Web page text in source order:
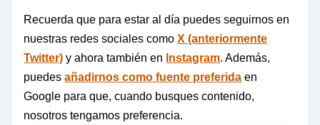
Recuerda que para estar al día puedes seguirnos en
nuestras redes sociales comoX (anteriormente
Twitter) y ahora también en Instagram. Además,
puedesañadirnos como fuente preferida en
Google para que, cuando busques contenido,
nosotros tengamos preferencia.